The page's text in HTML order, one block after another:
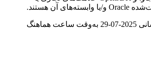
تاریخ آخرین به‌روزرسانی 2025-07-29 به‌وقت ساعت هماهنگ